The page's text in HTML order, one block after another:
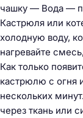
чашку — Вода —
Кастрюля или
холодную воду,
нагревайте
Как только
кастрюлю с огня
нескольких
через ткань или